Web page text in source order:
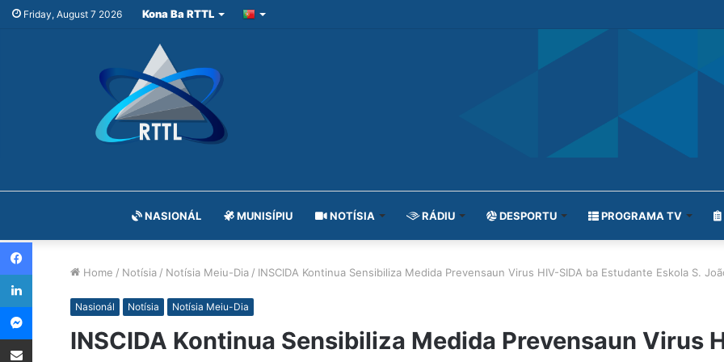
Friday, August 7 2026 Kona Ba RTTL
NASIONÁL MUNISÍPIU NOTÍSIA RÁDIU DESPORTU PROGRAMA TV
Home / Notísia / Notísia Meiu-Dia / INSCIDA Kontinua Sensibiliza Medida Prevensaun Virus HIV-SIDA ba Estudante Eskola S.
Nasionál Notísia Notísia Meiu-Dia
INSCIDA Kontinua Sensibiliza Medida Prevensaun Virus
Facebook
LinkedIn
Messenger